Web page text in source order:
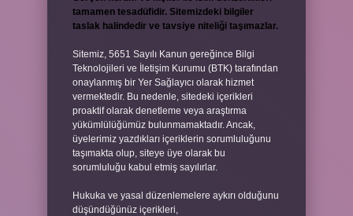
tamamen tesadüfidir. Sitemizdeki bilgiler
taslak halindedir ve tavsiye niteliği taşımazlar.
Sitemiz, 5651 Sayılı Kanun gereğince Bilgi
Teknolojileri ve İletişim Kurumu (BTK) tarafından
onaylanmış bir Yer Sağlayıcı olarak hizmet
vermektedir. Bu nedenle, sitedeki içerikleri
proaktif olarak denetleme veya araştırma
yükümlülüğümüz bulunmamaktadır. Ancak,
üyelerimiz yazdıkları içeriklerin sorumluluğunu
taşımakta olup, siteye üye olarak bu
sorumluluğu kabul etmiş sayılırlar.
Hukuka ve yasal düzenlemelere aykırı olduğunu
düşündüğünüz içerikleri,